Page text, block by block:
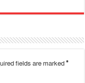
fields are marked*